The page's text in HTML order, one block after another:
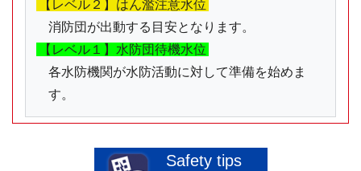
【レベル２】はん濫注意水位
消防団が出動する目安となります。
【レベル１】水防団待機水位
各水防機関が水防活動に対して準備を始めま
す。
Safety tips